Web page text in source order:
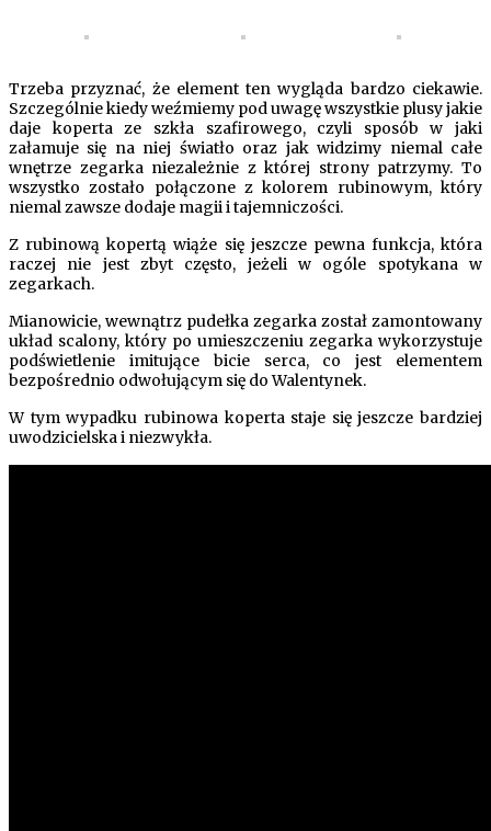
Trzeba przyznać, że element ten wygląda bardzo ciekawie.
Szczególnie kiedy weźmiemy pod uwagę wszystkie plusy jakie
daje koperta ze szkła szafirowego, czyli sposób w jaki
załamuje się na niej światło oraz jak widzimy niemal całe
wnętrze zegarka niezależnie z której strony patrzymy. To
wszystko zostało połączone z kolorem rubinowym, który
niemal zawsze dodaje magii i tajemniczości.
Z rubinową kopertą wiąże się jeszcze pewna funkcja, która
raczej nie jest zbyt często, jeżeli w ogóle spotykana w
zegarkach.
Mianowicie, wewnątrz pudełka zegarka został zamontowany
układ scalony, który po umieszczeniu zegarka wykorzystuje
podświetlenie imitujące bicie serca, co jest elementem
bezpośrednio odwołującym się do Walentynek.
W tym wypadku rubinowa koperta staje się jeszcze bardziej
uwodzicielska i niezwykła.